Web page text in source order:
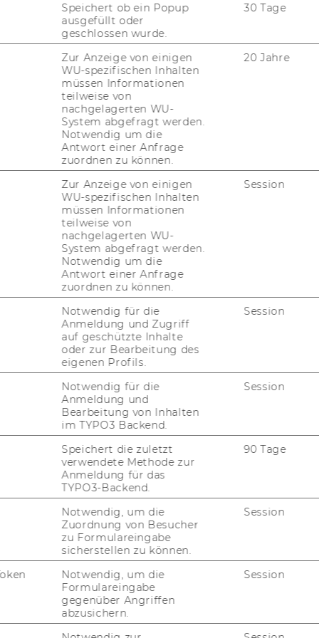
gemäß § 28 Universitätsgesetz
von Stellen für wissenschaftliches
Stellen für allgemeines Personal
27. Stück216)
Sitzung der Habilitationskommission für
Habilitationskommission für Herrn Dr.
19. April 2010, 16.00 Uhr, im Gebäude
Wien, 1090 Wien, Augasse 2-6, kleiner
für die Mitglieder der
27. Stück217)
StatMath
des Rektorats für die Bevollmächtigung
der Wirtschaftsuniversität
for Statistics and Mathematics,
Kurt Hornik, folgende
Of­fice Stat­Math, wird zum Ab­
der Ein­heit fal­len­den Rechts­ge­
Speichert ob ein Popup
ausgefüllt oder
geschlossen wurde.
30 Tage
Zur Anzeige von einigen
WU-spezifischen Inhalten
müssen Informationen
teilweise von
nachgelagerten WU-
System abgefragt werden.
Notwendig um die
Antwort einer Anfrage
zuordnen zu können.
20 Jahre
Zur Anzeige von einigen
WU-spezifischen Inhalten
müssen Informationen
teilweise von
nachgelagerten WU-
System abgefragt werden.
Notwendig um die
Antwort einer Anfrage
zuordnen zu können.
Session
Notwendig für die
Anmeldung und Zugriff
auf geschützte Inhalte
oder zur Bearbeitung des
eigenen Profils.
Session
Notwendig für die
Anmeldung und
Bearbeitung von Inhalten
im TYPO3 Backend.
Session
Speichert die zuletzt
verwendete Methode zur
Anmeldung für das
TYPO3-Backend.
90 Tage
Notwendig, um die
Zuordnung von Besucher
zu Formulareingabe
sicherstellen zu können.
Session
Notwendig, um die
Formulareingabe
gegenüber Angriffen
abzusichern.
Session